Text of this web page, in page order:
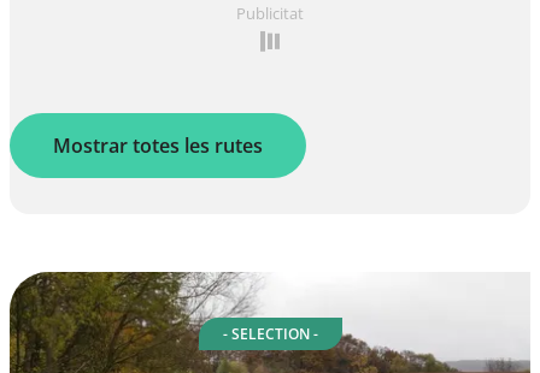
Publicitat
Mostrar totes les rutes
- SELECTION -